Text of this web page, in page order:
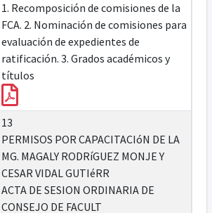
1. Recomposición de comisiones de la
FCA. 2. Nominación de comisiones para
evaluación de expedientes de
ratificación. 3. Grados académicos y
títulos
13
PERMISOS POR CAPACITACIóN DE LA
MG. MAGALY RODRíGUEZ MONJE Y
CESAR VIDAL GUTIéRR
ACTA DE SESION ORDINARIA DE
CONSEJO DE FACULT